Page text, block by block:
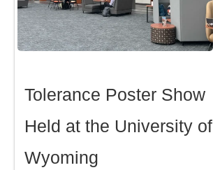
Tolerance Poster Show
Held at the University of
Wyoming